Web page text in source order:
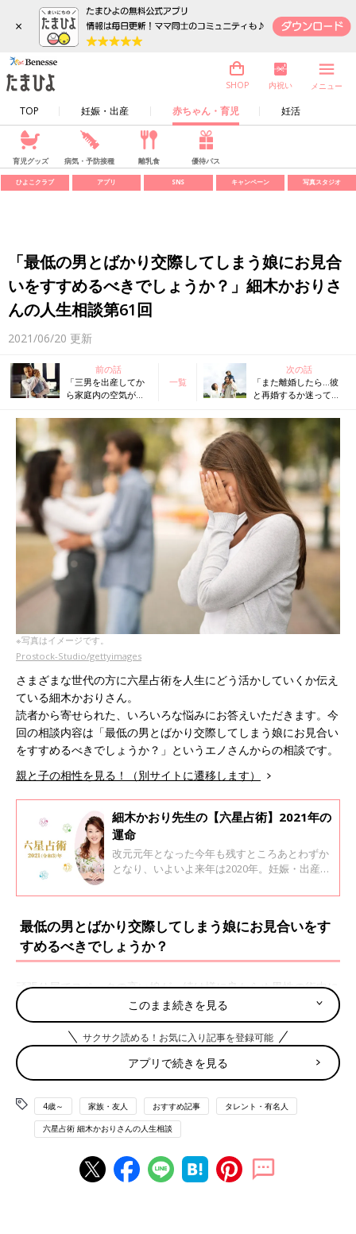
×
TOP 妊娠・出産 赤ちゃん・育児 妊活
SHOP 内祝い メニュー
育児グッズ 病気・予防接種 離乳食 優待パス
ひよこクラブ アプリ SNS キャンペーン 写真スタジオ
「最低の男とばかり交際してしまう娘にお見合
いをすすめるべきでしょうか？」細木かおりさ
んの人生相談第61回
2021/06/20 更新
前の話
「三男を出産してか
ら家庭内の空気が悪
の人生相談第60回
一覧
次の話
「また離婚したら…彼
と再婚するか迷ってい
の人生相談第62回
※写真はイメージです。
Prostock-Studio/gettyimages
さまざまな世代の方に六星占術を人生にどう活かしていくか伝え
ている細木かおりさん。
読者から寄せられた、いろいろな悩みにお答えいただきます。今
回の相談内容は「最低の男とばかり交際してしまう娘にお見合い
をすすめるべきでしょうか？」というエノさんからの相談です。
親と子の相性を見る！（別サイトに遷移します）
細木かおり先生の【六星占術】2021年の
運命
改元元年となった今年も残すところあとわずか
となり、いよいよ来年は2020年。妊娠・出産や
ないでしょうか。 今回、六星占術で有名な細木
か運命星ごとに教えてもらいました。
最低の男とばかり交際してしまう娘にお見合いをす
すめるべきでしょうか？
頑張り屋でスペックの高い娘が、続け様に良からぬ男性の術中に
落ち、心配が絶えません。かおり先生が、数子先生から、若くし
て何度もお見合いを勧められ成婚されたエピソードを拝見し、興
味を抱いて、かおり先生の六星占術で娘のことを見てみました。
娘は仕事もでき、私から見れば男性にも比較的好まれる外見をし
れてしまう欠点があります。その彼女は、10代の終わりから続け
様に、異常なほど自己中心的、嘘つき、怠慢な男性達と交際し、
させられたり、いつも最後は、やつれ果てるほど苦い思いをして
います。そして程なく、次の恋が始まります。
このまま続きを見る
サクサク読める！お気に入り記事を登録可能
アプリで続きを見る
4歳～ 家族・友人 おすすめ記事 タレント・有名人
六星占術 細木かおりさんの人生相談